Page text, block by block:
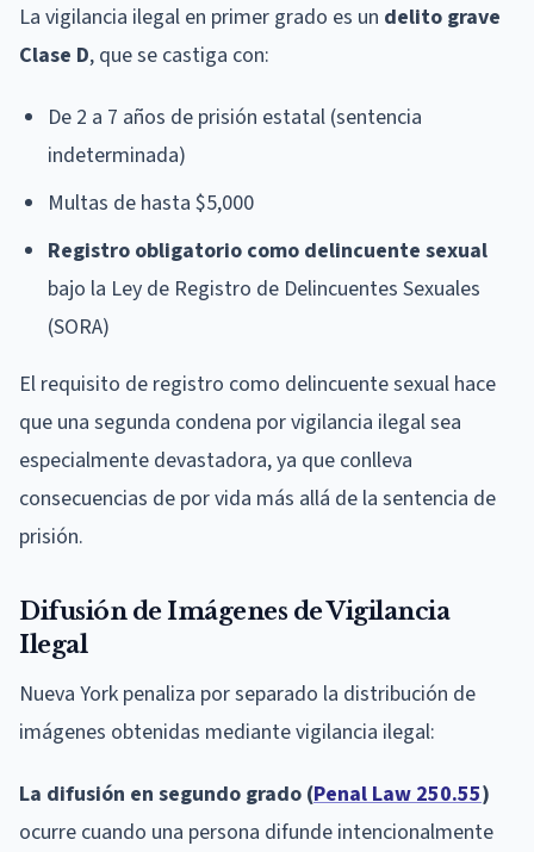
La vigilancia ilegal en primer grado es un delito grave
Clase D, que se castiga con:
De 2 a 7 años de prisión estatal (sentencia
indeterminada)
Multas de hasta $5,000
Registro obligatorio como delincuente sexual
bajo la Ley de Registro de Delincuentes Sexuales
(SORA)
El requisito de registro como delincuente sexual hace
que una segunda condena por vigilancia ilegal sea
especialmente devastadora, ya que conlleva
consecuencias de por vida más allá de la sentencia de
prisión.
Difusión de Imágenes de Vigilancia
Ilegal
Nueva York penaliza por separado la distribución de
imágenes obtenidas mediante vigilancia ilegal:
La difusión en segundo grado (Penal Law 250.55)
ocurre cuando una persona difunde intencionalmente